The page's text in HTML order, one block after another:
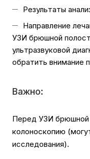
Результаты
Направление
УЗИ брюшной
ультразвуковой
обратить внимание
Важно:
Перед УЗИ брюшной
колоноскопию
исследования).